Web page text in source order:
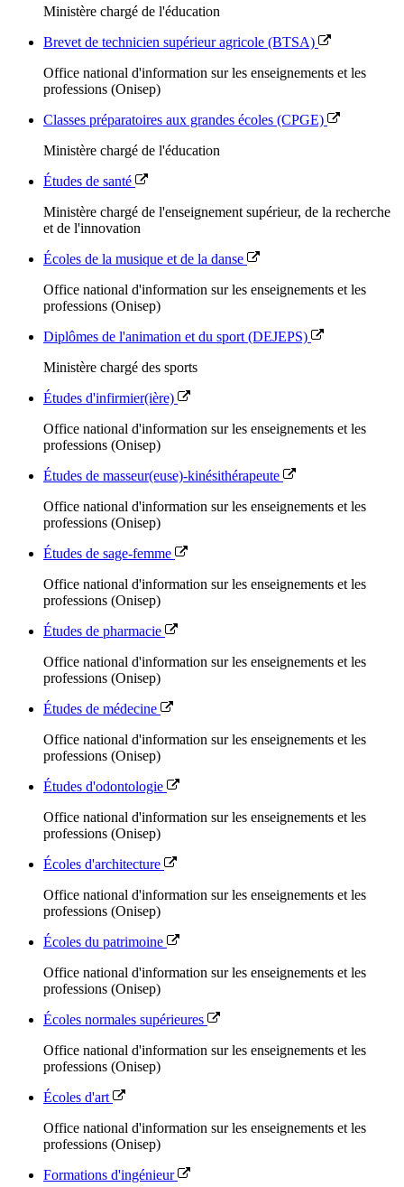
Ministère chargé de l'éducation
Brevet de technicien supérieur agricole (BTSA)
Office national d'information sur les enseignements et les
professions (Onisep)
Classes préparatoires aux grandes écoles (CPGE)
Ministère chargé de l'éducation
Études de santé
Ministère chargé de l'enseignement supérieur, de la recherche
et de l'innovation
Écoles de la musique et de la danse
Office national d'information sur les enseignements et les
professions (Onisep)
Diplômes de l'animation et du sport (DEJEPS)
Ministère chargé des sports
Études d'infirmier(ière)
Office national d'information sur les enseignements et les
professions (Onisep)
Études de masseur(euse)-kinésithérapeute
Office national d'information sur les enseignements et les
professions (Onisep)
Études de sage-femme
Office national d'information sur les enseignements et les
professions (Onisep)
Études de pharmacie
Office national d'information sur les enseignements et les
professions (Onisep)
Études de médecine
Office national d'information sur les enseignements et les
professions (Onisep)
Études d'odontologie
Office national d'information sur les enseignements et les
professions (Onisep)
Écoles d'architecture
Office national d'information sur les enseignements et les
professions (Onisep)
Écoles du patrimoine
Office national d'information sur les enseignements et les
professions (Onisep)
Écoles normales supérieures
Office national d'information sur les enseignements et les
professions (Onisep)
Écoles d'art
Office national d'information sur les enseignements et les
professions (Onisep)
Formations d'ingénieur